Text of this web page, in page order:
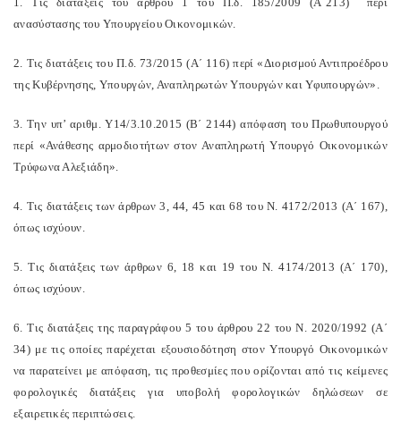
ανασύστασης του Υπουργείου Οικονομικών.
2. Τις διατάξεις του Π.δ. 73/2015 (Α΄ 116) περί «Διορισμού Αντιπροέδρου
της Κυβέρνησης, Υπουργών, Αναπληρωτών Υπουργών και Υφυπουργών».
3. Την υπ’ αριθμ. Υ14/3.10.2015 (Β΄ 2144) απόφαση του Πρωθυπουργού
περί «Ανάθεσης αρμοδιοτήτων στον Αναπληρωτή Υπουργό Οικονομικών
Τρύφωνα Αλεξιάδη».
4. Τις διατάξεις των άρθρων 3, 44, 45 και 68 του Ν. 4172/2013 (Α΄ 167),
όπως ισχύουν.
5. Τις διατάξεις των άρθρων 6, 18 και 19 του Ν. 4174/2013 (Α΄ 170),
όπως ισχύουν.
6. Τις διατάξεις της παραγράφου 5 του άρθρου 22 του Ν. 2020/1992 (Α΄
34) με τις οποίες παρέχεται εξουσιοδότηση στον Υπουργό Οικονομικών
να παρατείνει με απόφαση, τις προθεσμίες που ορίζονται από τις κείμενες
φορολογικές διατάξεις για υποβολή φορολογικών δηλώσεων σε
εξαιρετικές περιπτώσεις.